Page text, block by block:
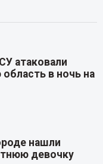
атаковали
в ночь на
нашли
девочку